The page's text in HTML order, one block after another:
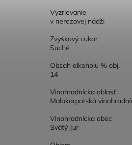
Vyzrievanie
v nerezovej nádži
Zvyškový cukor
Suché
Obsah alkoholu % obj.
14
Vinohradnícka oblasť
Malokarpatská
Vinohradnícka obec
Svätý Jur